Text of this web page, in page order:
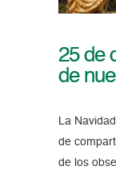
25 de
de
La
de
de los